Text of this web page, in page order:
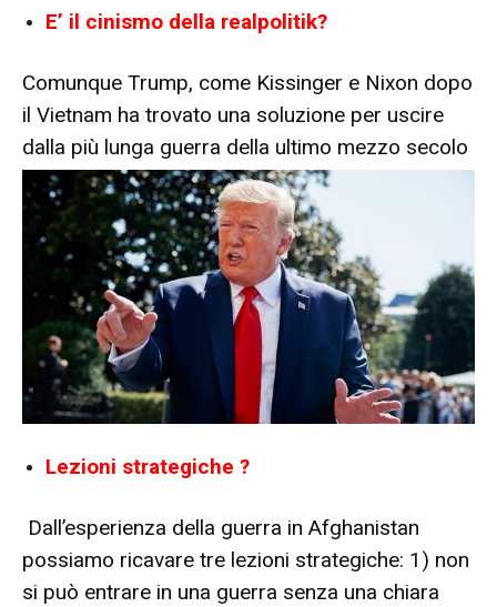
E’ il cinismo della realpolitik?
Comunque Trump, come Kissinger e Nixon dopo
il Vietnam ha trovato una soluzione per uscire
dalla più lunga guerra della ultimo mezzo secolo
Lezioni strategiche ?
Dall’esperienza della guerra in Afghanistan
possiamo ricavare tre lezioni strategiche: 1) non
si può entrare in una guerra senza una chiara